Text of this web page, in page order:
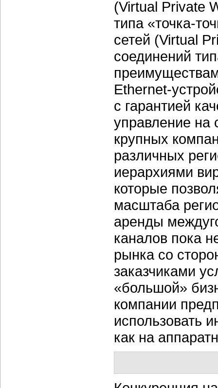
(Virtual Private
типа «точка-
сетей (Virtual
соединений
Ethernet-
с гарантией
управление на
крупных
различных
иерархиями
которые
масштаба
аренды
каналов пока
рынка со
заказчиками
«большой»
компании
использовать
как на